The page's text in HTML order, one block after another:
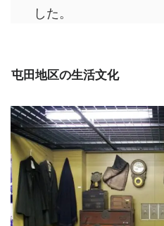
した。
屯田地区の生活文化